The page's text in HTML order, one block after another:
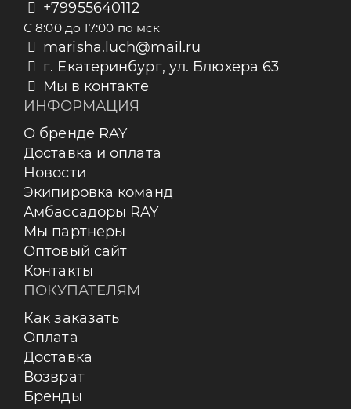
+79955640112
С 8:00 до 17:00 по мск
marisha.luch@mail.ru
г. Екатеринбург, ул. Блюхера 63
Мы в контакте
ИНФОРМАЦИЯ
О бренде RAY
Доставка и оплата
Новости
Экипировка команд
Амбассадоры RAY
Мы партнеры
Оптовый сайт
Контакты
ПОКУПАТЕЛЯМ
Как заказать
Оплата
Доставка
Возврат
Бренды